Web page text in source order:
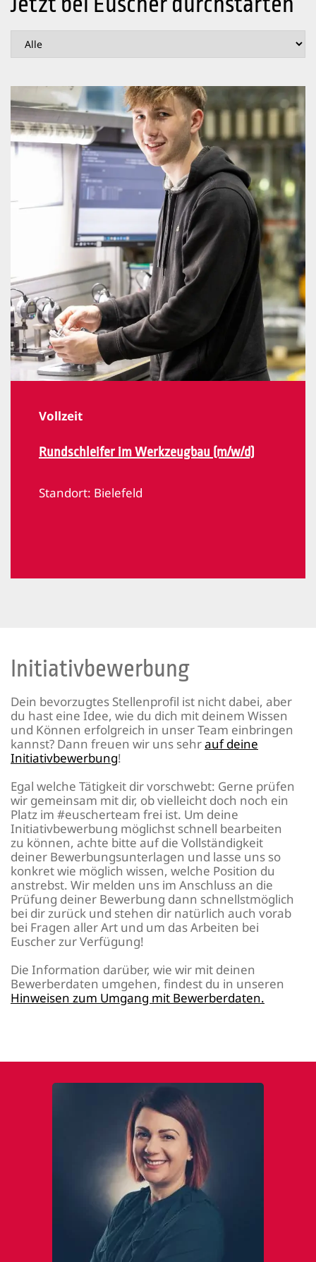
Vollzeit
Rundschleifer im Werkzeugbau (m/w/d)
Standort: Bielefeld
Initiativbewerbung
Dein bevorzugtes Stellenprofil ist nicht dabei, aber
du hast eine Idee, wie du dich mit deinem Wissen
und Können erfolgreich in unser Team einbringen
kannst? Dann freuen wir uns sehrauf deine
Initiativbewerbung!
Egal welche Tätigkeit dir vorschwebt: Gerne prüfen
wir gemeinsam mit dir, ob vielleicht doch noch ein
Platz im #euscherteam frei ist. Um deine
Initiativbewerbung möglichst schnell bearbeiten
zu können, achte bitte auf die Vollständigkeit
deiner Bewerbungsunterlagen und lasse uns so
konkret wie möglich wissen, welche Position du
anstrebst. Wir melden uns im Anschluss an die
Prüfung deiner Bewerbung dann schnellstmöglich
bei dir zurück und stehen dir natürlich auch vorab
bei Fragen aller Art und um das Arbeiten bei
Euscher zur Verfügung!
Die Information darüber, wie wir mit deinen
Bewerberdaten umgehen, findest du in unseren
Hinweisen zum Umgang mit Bewerberdaten.